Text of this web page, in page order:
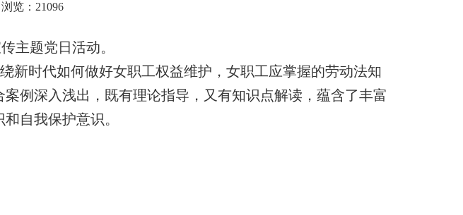
览：21096
主题党日活动。
新时代如何做好女职工权益维护，女职工应掌握的劳动法知
案例深入浅出，既有理论指导，又有知识点解读，蕴含了丰富
自我保护意识。